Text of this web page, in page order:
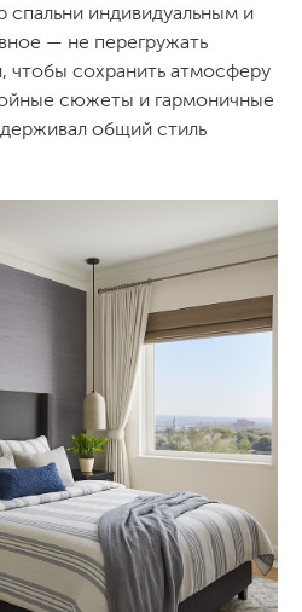
спальни индивидуальным и
— не перегружать
чтобы сохранить атмосферу
сюжеты и гармоничные
общий стиль